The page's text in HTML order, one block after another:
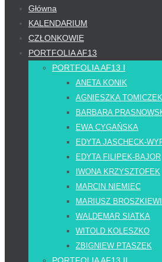
Główna
KALENDARIUM
CZŁONKOWIE
PORTFOLIA AF13
PORTFOLIA AF13 I
ANETA KONIK
AGNIESZKA TOMICZEK
BARBARA
EWA CYGAŃSKA
EDYTA JASCHECK-
EDYTA FILIPEK-BAJOR
IWONA KRZYSZTOFEK
MARCIN NIEMIEC
MARIUSZ
WALDEMAR SIATKA
WITOLD KOLESZKO
ZBIGNIEW PTASZEK